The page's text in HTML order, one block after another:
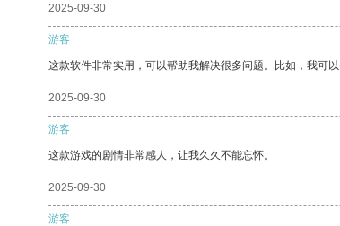
2025-09-30
游客
这款软件非常实用，可以帮助我解决很多问题。比如，我可
2025-09-30
游客
这款游戏的剧情非常感人，让我久久不能忘怀。
2025-09-30
游客